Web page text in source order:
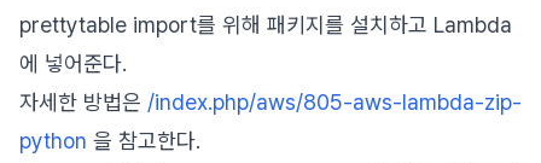
prettytable import를 위해 패키지를 설치하고 Lambda
에 넣어준다.
자세한 방법은 /index.php/aws/805-aws-lambda-zip-
python 을 참고한다.